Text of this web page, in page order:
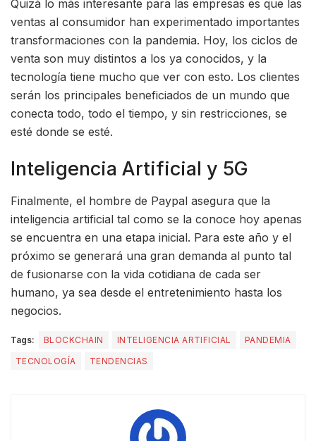
Quizá lo más interesante para las empresas es que las
ventas al consumidor han experimentado importantes
transformaciones con la pandemia. Hoy, los ciclos de
venta son muy distintos a los ya conocidos, y la
tecnología tiene mucho que ver con esto. Los clientes
serán los principales beneficiados de un mundo que
conecta todo, todo el tiempo, y sin restricciones, se
esté donde se esté.
Inteligencia Artificial y 5G
Finalmente, el hombre de Paypal asegura que la
inteligencia artificial tal como se la conoce hoy apenas
se encuentra en una etapa inicial. Para este año y el
próximo se generará una gran demanda al punto tal
de fusionarse con la vida cotidiana de cada ser
humano, ya sea desde el entretenimiento hasta los
negocios.
Tags: BLOCKCHAIN INTELIGENCIA ARTIFICIAL
PANDEMIA
TECNOLOGÍA
TENDENCIAS